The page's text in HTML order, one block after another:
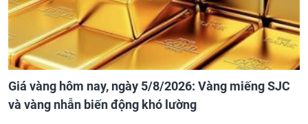
Giá vàng hôm nay, ngày 5/8/2026: Vàng miếng SJC
và vàng nhẫn biến động khó lường